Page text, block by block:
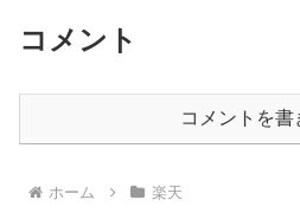
コメント
コメントを書
ホーム 楽天